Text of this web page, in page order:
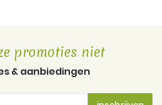
promoties niet
& aanbiedingen